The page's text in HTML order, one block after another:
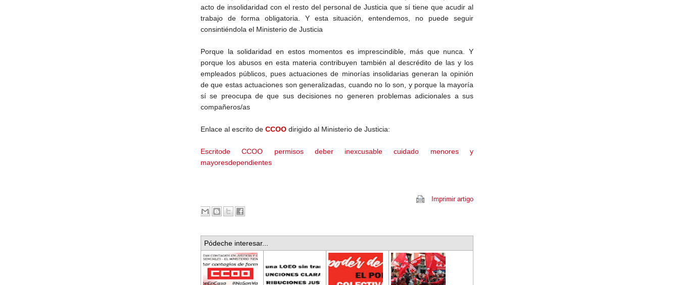
acto de insolidaridad con el resto del personal de Justicia que sí tiene que acudir al
trabajo de forma obligatoria. Y esta situación, entendemos, no puede seguir
consintiéndola el Ministerio de Justicia
Porque la solidaridad en estos momentos es imprescindible, más que nunca. Y
porque los abusos en esta materia contribuyen también al descrédito de las y los
empleados públicos, pues actuaciones de minorías insolidarias generan la opinión
de que estas actuaciones son generalizadas, cuando no lo son, y porque la mayoría
sí se preocupa de que sus decisiones no generen problemas adicionales a sus
compañeros/as
Enlace al escrito de CCOO dirigido al Ministerio de Justicia:
Escritode CCOO permisos deber inexcusable cuidado menores y
mayoresdependientes
Imprimir artigo
Pódeche interesar...